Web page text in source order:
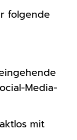
folgende
Media-
mit